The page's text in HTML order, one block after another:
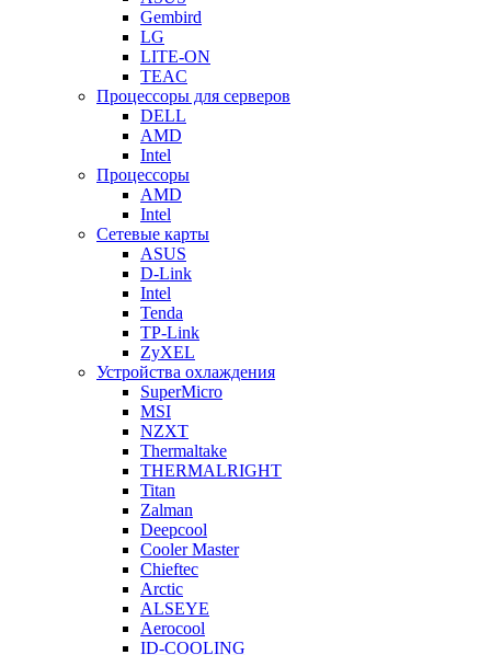
Gembird
LG
LITE-ON
TEAC
Процессоры для серверов
DELL
AMD
Intel
Процессоры
AMD
Intel
Сетевые карты
ASUS
D-Link
Intel
Tenda
TP-Link
ZyXEL
Устройства охлаждения
SuperMicro
MSI
NZXT
Thermaltake
THERMALRIGHT
Titan
Zalman
Deepcool
Cooler Master
Chieftec
Arctic
ALSEYE
Aerocool
ID-COOLING